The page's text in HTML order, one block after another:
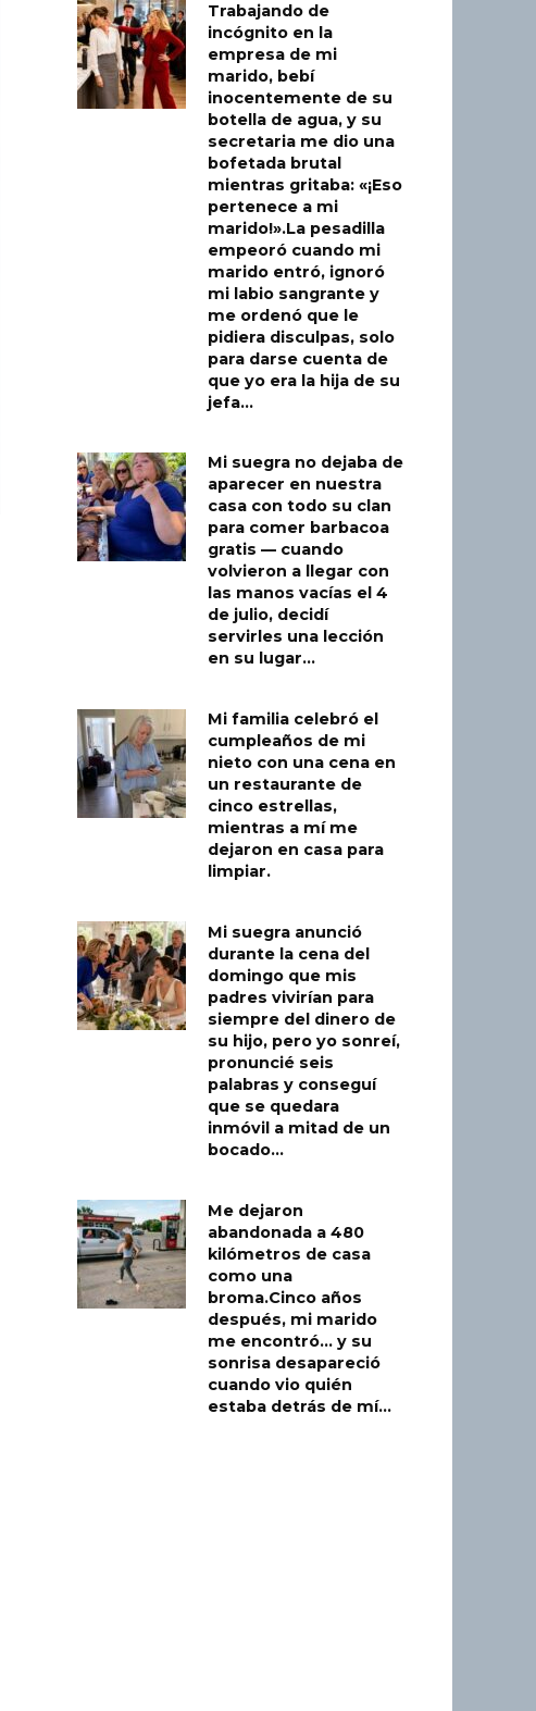
Trabajando de
incógnito en la
empresa de mi
marido, bebí
inocentemente de su
botella de agua, y su
secretaria me dio una
bofetada brutal
mientras gritaba: «¡Eso
pertenece a mi
marido!».La pesadilla
empeoró cuando mi
marido entró, ignoró
mi labio sangrante y
me ordenó que le
pidiera disculpas, solo
para darse cuenta de
que yo era la hija de su
jefa…
Mi suegra no dejaba de
aparecer en nuestra
casa con todo su clan
para comer barbacoa
gratis — cuando
volvieron a llegar con
las manos vacías el 4
de julio, decidí
servirles una lección
en su lugar…
Mi familia celebró el
cumpleaños de mi
nieto con una cena en
un restaurante de
cinco estrellas,
mientras a mí me
dejaron en casa para
limpiar.
Mi suegra anunció
durante la cena del
domingo que mis
padres vivirían para
siempre del dinero de
su hijo, pero yo sonreí,
pronuncié seis
palabras y conseguí
que se quedara
inmóvil a mitad de un
bocado…
Me dejaron
abandonada a 480
kilómetros de casa
como una
broma.Cinco años
después, mi marido
me encontró… y su
sonrisa desapareció
cuando vio quién
estaba detrás de mí…